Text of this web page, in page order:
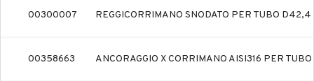
00300007 REGGICORRIMANO SNODATO PER TUBO D42,4
00358663 ANCORAGGIO X CORRIMANO AISI316 PER